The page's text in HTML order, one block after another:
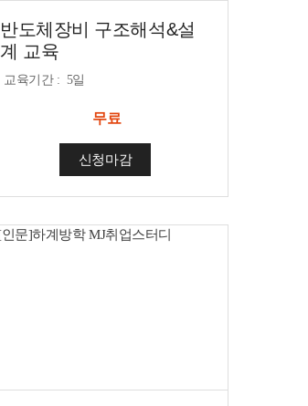
반도체장비 구조해석&설
계 교육
교육기간: 5일
무료
신청마감